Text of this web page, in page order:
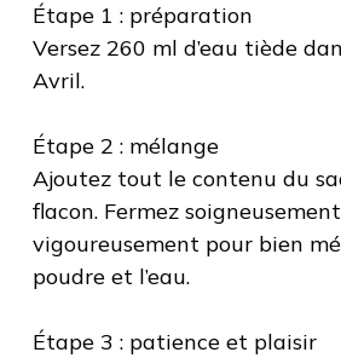
Étape 1 : préparation
Versez 260 ml d’eau tiède
Avril.
Étape 2 : mélange
Ajoutez tout le contenu du
flacon. Fermez
vigoureusement pour bien
poudre et l’eau.
Étape 3 : patience et plaisir